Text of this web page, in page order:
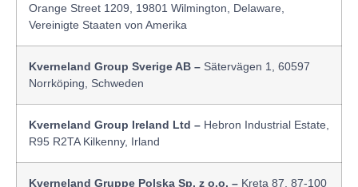
Orange Street 1209, 19801 Wilmington, Delaware,
Vereinigte Staaten von Amerika
Kverneland Group Sverige AB – Sätervägen 1, 60597
Norrköping, Schweden
Kverneland Group Ireland Ltd – Hebron Industrial Estate,
R95 R2TA Kilkenny, Irland
Kverneland Gruppe Polska Sp. z o.o. – Kreta 87, 87-100